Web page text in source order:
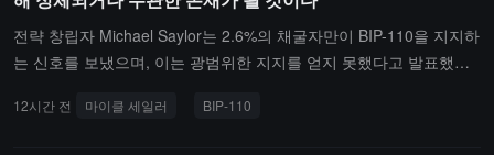
없습니다." Svanevik는 또한 올해 7월에 막 출시된 Robinhood 체인
에 대해 긍정적으로 평가하며, 뛰어난 사용자 배급 능력 덕분에 Base
의 강력한 경쟁자로 떠오르고 있다고 생각합니다. 그러나 Robinhood
명한 보고서를 제공할 것입니다."
전략 창립자 Michael Saylor는 2.6%의 채굴자만이 BIP-110을 지지하
는 신호를 보냈으며, 이는 광범위한 지지를 얻지 못했다고 발표했습
다. 이후 BIP-110은 정체되거나 무관한 존재로 분기될 것이며, 비트
12시간 전 마이클 세일러 BIP-110